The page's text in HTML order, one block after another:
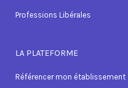
Professions Libérales
LA PLATEFORME
Référencer mon établissement